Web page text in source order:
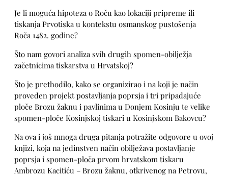
Je li moguća hipoteza o Roču kao lokaciji pripreme ili
tiskanja Prvotiska u kontekstu osmanskog pustošenja
Roča 1482. godine?
Što nam govori analiza svih drugih spomen-obilježja
začetnicima tiskarstva u Hrvatskoj?
Što je prethodilo, kako se organizirao i na koji je način
proveden projekt postavljanja poprsja i tri pripadajuće
ploče Brozu žaknu i pavlinima u Donjem Kosinju te velike
spomen-ploče Kosinjskoj tiskari u Kosinjskom Bakovcu?
Na ova i još mnoga druga pitanja potražite odgovore u ovoj
knjizi, koja na jedinstven način obilježava postavljanje
poprsja i spomen-ploča prvom hrvatskom tiskaru
Ambrozu Kacitiću – Brozu žaknu, otkrivenog na Petrovu,